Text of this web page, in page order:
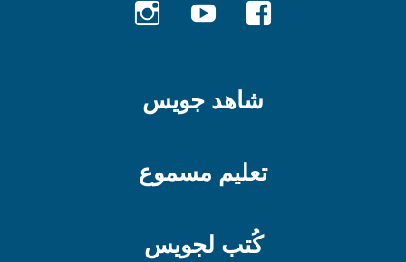
FACEBOOK
YOUTUBE
شاهد جويس
تعليم مسموع
كُتب لجويس